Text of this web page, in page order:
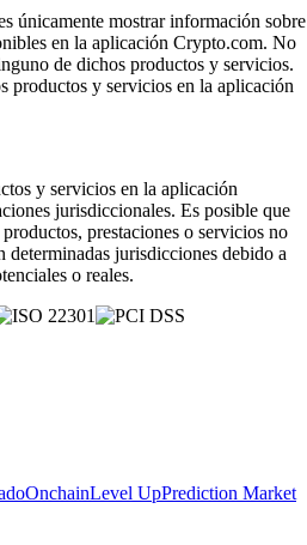
únicamente mostrar información sobre
en la aplicación Crypto.com. No
de dichos productos y servicios.
productos y servicios en la aplicación
y servicios en la aplicación
jurisdiccionales. Es posible que
prestaciones o servicios no
jurisdicciones debido a
o reales.
OnchainLevel UpPrediction Market